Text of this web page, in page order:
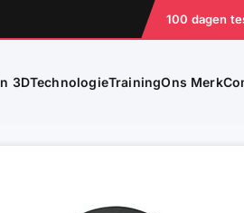
100 dagen
3DTechnologieTrainingOns Merk